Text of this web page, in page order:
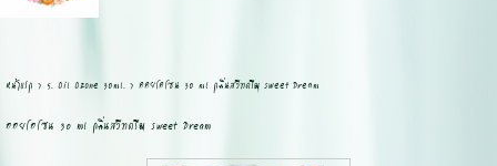
หน้าแรก > 5. Oil Ozone 30ml. > ออยโอโซน 30 ml กลิ่นสวีทดรีม Sweet Dream
ออยโอโซน 30 ml กลิ่นสวีทดรีม Sweet Dream